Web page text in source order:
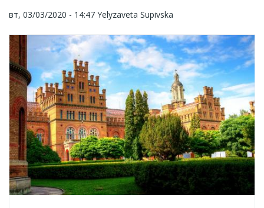
вт, 03/03/2020 - 14:47 Yelyzaveta Supivska